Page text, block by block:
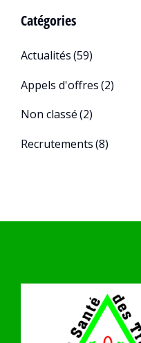
Catégories
Actualités(59)
Appels d'offres(2)
Non classé(2)
Recrutements(8)